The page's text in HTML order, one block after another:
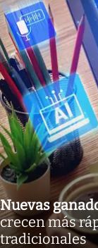
Nuevas
crecen más
tradicionales